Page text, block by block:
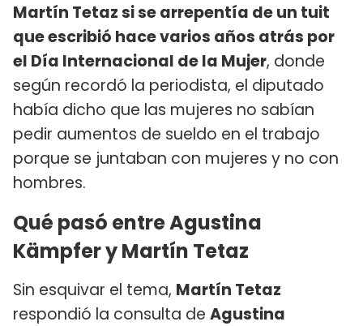
Martín Tetaz si se arrepentía de un tuit
que escribió hace varios años atrás por
el Día Internacional de la Mujer, donde
según recordó la periodista, el diputado
había dicho que las mujeres no sabían
pedir aumentos de sueldo en el trabajo
porque se juntaban con mujeres y no con
hombres.
Qué pasó entre Agustina
Kämpfer y Martín Tetaz
Sin esquivar el tema, Martín Tetaz
respondió la consulta de Agustina